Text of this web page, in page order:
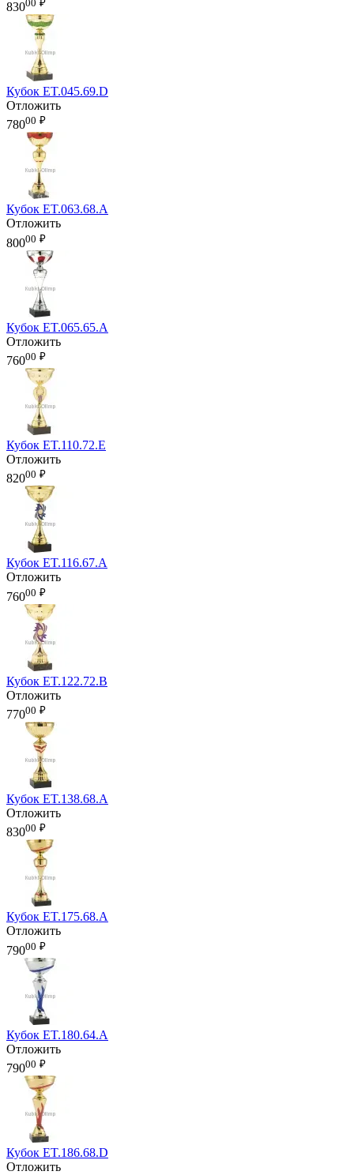
83000 ₽
Кубок ET.045.69.D
Отложить
78000 ₽
Кубок ET.063.68.A
Отложить
80000 ₽
Кубок ET.065.65.A
Отложить
76000 ₽
Кубок ET.110.72.E
Отложить
82000 ₽
Кубок ET.116.67.A
Отложить
76000 ₽
Кубок ET.122.72.B
Отложить
77000 ₽
Кубок ET.138.68.A
Отложить
83000 ₽
Кубок ET.175.68.A
Отложить
79000 ₽
Кубок ET.180.64.A
Отложить
79000 ₽
Кубок ET.186.68.D
Отложить